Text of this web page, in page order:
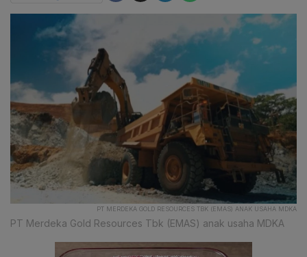
PT MERDEKA GOLD RESOURCES TBK (EMAS) ANAK USAHA MDKA
PT Merdeka Gold Resources Tbk (EMAS) anak usaha MDKA